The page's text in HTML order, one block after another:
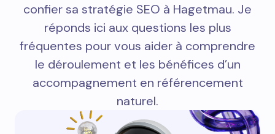
confier sa stratégie SEO à Hagetmau. Je
réponds ici aux questions les plus
fréquentes pour vous aider à comprendre
le déroulement et les bénéfices d’un
accompagnement en référencement
naturel.